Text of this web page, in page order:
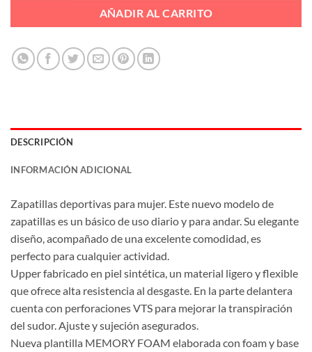
AÑADIR AL CARRITO
DESCRIPCIÓN
INFORMACIÓN ADICIONAL
Zapatillas deportivas para mujer. Este nuevo modelo de
zapatillas es un básico de uso diario y para andar. Su elegante
diseño, acompañado de una excelente comodidad, es
perfecto para cualquier actividad.
Upper fabricado en piel sintética, un material ligero y flexible
que ofrece alta resistencia al desgaste. En la parte delantera
cuenta con perforaciones VTS para mejorar la transpiración
del sudor. Ajuste y sujeción asegurados.
Nueva plantilla MEMORY FOAM elaborada con foam y base